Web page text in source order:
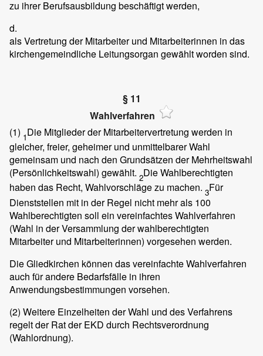
zu ihrer Berufsausbildung beschäftigt werden,
d.
als Vertretung der Mitarbeiter und Mitarbeiterinnen in das
kirchengemeindliche Leitungsorgan gewählt worden sind.
§ 11
Wahlverfahren
(1) 1Die Mitglieder der Mitarbeitervertretung werden in
gleicher, freier, geheimer und unmittelbarer Wahl
gemeinsam und nach den Grundsätzen der Mehrheitswahl
(Persönlichkeitswahl) gewählt. 2Die Wahlberechtigten
haben das Recht, Wahlvorschläge zu machen. 3Für
Dienststellen mit in der Regel nicht mehr als 100
Wahlberechtigten soll ein vereinfachtes Wahlverfahren
(Wahl in der Versammlung der wahlberechtigten
Mitarbeiter und Mitarbeiterinnen) vorgesehen werden.
Die Gliedkirchen können das vereinfachte Wahlverfahren
auch für andere Bedarfsfälle in ihren
Anwendungsbestimmungen vorsehen.
(2) Weitere Einzelheiten der Wahl und des Verfahrens
regelt der Rat der EKD durch Rechtsverordnung
(Wahlordnung).